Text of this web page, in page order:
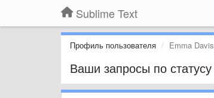
Sublime Text
Профиль пользователя Emma Davis
Ваши запросы по статусу